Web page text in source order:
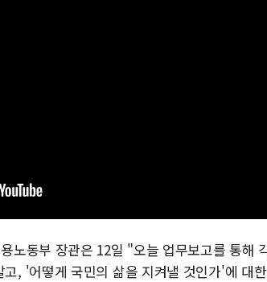
와
노동부 장관은 12일 "오늘 업무보고를 통해
, '어떻게 국민의 삶을 지켜낼 것인가'에 대